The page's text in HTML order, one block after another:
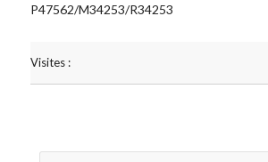
P47562/M34253/R34253
Visites :